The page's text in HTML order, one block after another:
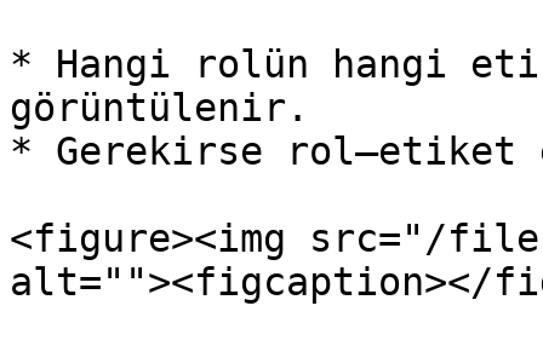
* Hangi rolün hangi
görüntülenir.
* Gerekirse
<figure><img src="/files/
alt=""><figcaption></